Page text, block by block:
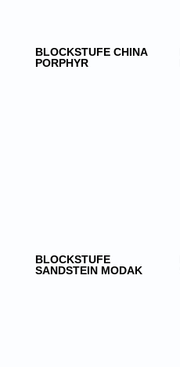
BLOCKSTUFE CHINA
PORPHYR
BLOCKSTUFE
SANDSTEIN MODAK